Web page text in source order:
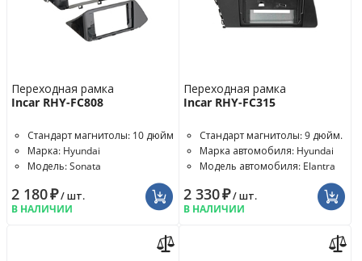
Переходная рамка
Incar RHY-FC808
Стандарт магнитолы: 10 дюйм
Марка: Hyundai
Модель: Sonata
2 180₽/ шт.
В НАЛИЧИИ
Переходная рамка
Incar RHY-FC315
Стандарт магнитолы: 9 дюйм.
Марка автомобиля: Hyundai
Модель автомобиля: Elantra
2 330₽/ шт.
В НАЛИЧИИ